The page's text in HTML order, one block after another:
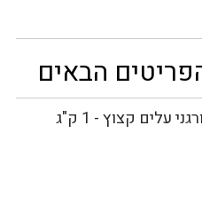
הבאים
עלים קצוץ - 1 ק"ג